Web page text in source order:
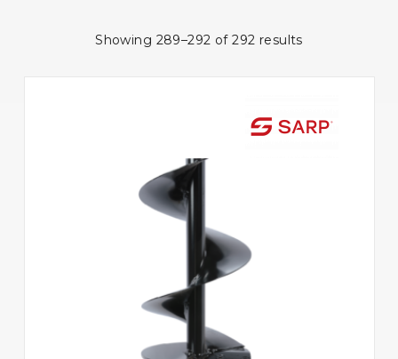
Showing 289–292 of 292 results